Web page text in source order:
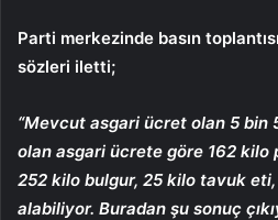
Parti merkezinde basın
sözleri iletti;
“Mevcut asgari ücret olan 5 bin
olan asgari ücrete göre 162
252 kilo bulgur, 25 kilo tavuk
alabiliyor. Buradan şu sonuç